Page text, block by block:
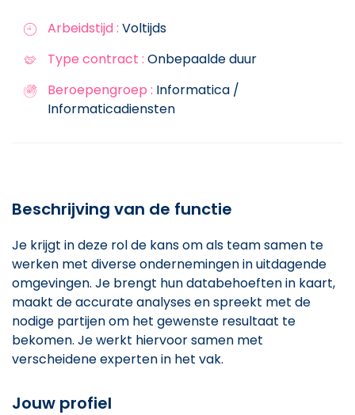
Arbeidstijd : Voltijds
Type contract : Onbepaalde duur
Beroepengroep : Informatica /
Informaticadiensten
Beschrijving van de functie
Je krijgt in deze rol de kans om als team samen te
werken met diverse ondernemingen in uitdagende
omgevingen. Je brengt hun databehoeften in kaart,
maakt de accurate analyses en spreekt met de
nodige partijen om het gewenste resultaat te
bekomen. Je werkt hiervoor samen met
verscheidene experten in het vak.
Jouw profiel